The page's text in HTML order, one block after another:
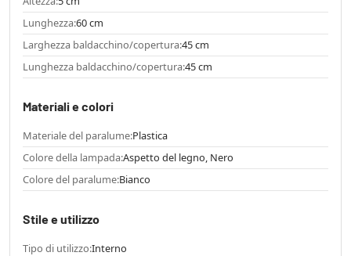
Lunghezza:60 cm
Larghezza baldacchino/copertura:45 cm
Lunghezza baldacchino/copertura:45 cm
Materiali e colori
Materiale del paralume:Plastica
Colore della lampada:Aspetto del legno, Nero
Colore del paralume:Bianco
Stile e utilizzo
Tipo di utilizzo:Interno